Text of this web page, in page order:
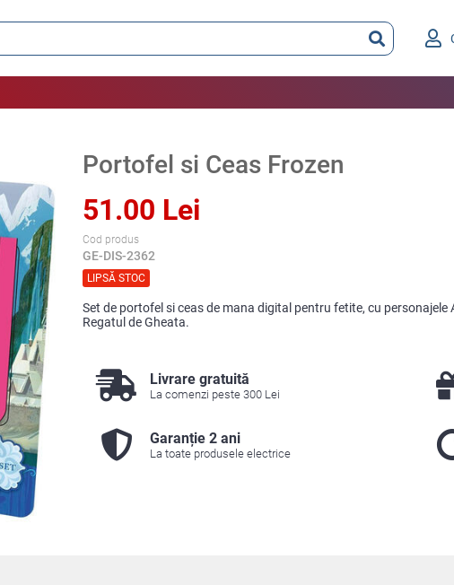
Portofel si Ceas Frozen
51.00 Lei
Cod produs
GE-DIS-2362
LIPSĂ STOC
Set de portofel si ceas de mana digital pentru fetite, cu personajele
Regatul de Gheata.
Livrare gratuită
La comenzi peste 300 Lei
Garanție 2 ani
La toate produsele electrice